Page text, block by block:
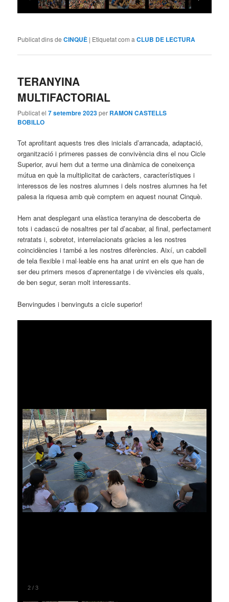
Publicat dins de CINQUÈ | Etiquetat com a CLUB DE LECTURA
TERANYINA
MULTIFACTORIAL
Publicat el7 setembre 2023per RAMON CASTELLS
BOBILLO
Tot aprofitant aquests tres dies inicials d’arrancada, adaptació,
organització i primeres passes de convivència dins el nou Cicle
Superior, avui hem dut a terme una dinàmica de coneixença
mútua en què la multiplicitat de caràcters, característiques i
interessos de les nostres alumnes i dels nostres alumnes ha fet
palesa la riquesa amb què comptem en aquest nounat Cinquè.
Hem anat desplegant una elàstica teranyina de descoberta de
tots i cadascú de nosaltres per tal d’acabar, al final, perfectament
retratats i, sobretot, interrelacionats gràcies a les nostres
coincidències i també a les nostres diferències. Així, un cabdell
de tela flexible i mal·leable ens ha anat unint en els que han de
ser deu primers mesos d’aprenentatge i de vivències els quals,
de ben segur, seran molt interessants.
Benvingudes i benvinguts a cicle superior!
2 /3